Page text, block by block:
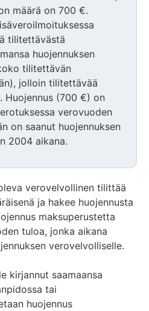
määrä on 700 €.
tilitettävästä
huojennuksen
tilitettävän
jolloin tilitettävää
Huojennus (700 €) on
verovuoden
on saanut huojennuksen
2004 aikana.
verovelvollinen tilittää
ja hakee huojennusta
maksuperustetta
tuloa, jonka aikana
verovelvolliselle.
kirjannut saamaansa
tai
huojennus